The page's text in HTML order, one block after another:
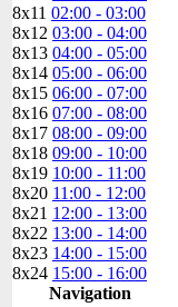
8x11 02:00 - 03:00
8x12 03:00 - 04:00
8x13 04:00 - 05:00
8x14 05:00 - 06:00
8x15 06:00 - 07:00
8x16 07:00 - 08:00
8x17 08:00 - 09:00
8x18 09:00 - 10:00
8x19 10:00 - 11:00
8x20 11:00 - 12:00
8x21 12:00 - 13:00
8x22 13:00 - 14:00
8x23 14:00 - 15:00
8x24 15:00 - 16:00
Navigation